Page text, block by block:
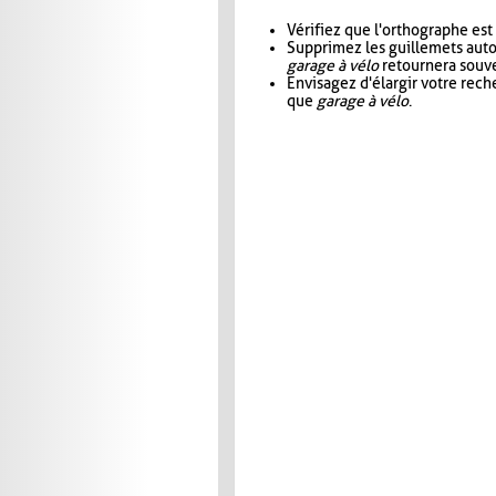
Vérifiez que l'orthographe
Supprimez les guillemets
garage à véloretournera
Envisagez d'élargir votre
que garage à vélo.